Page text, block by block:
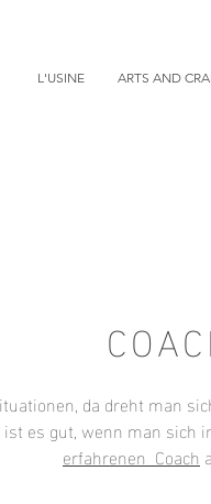
L'USINE ARTS AND
da dreht man
es gut, wenn man sich
erfahrenen Coach